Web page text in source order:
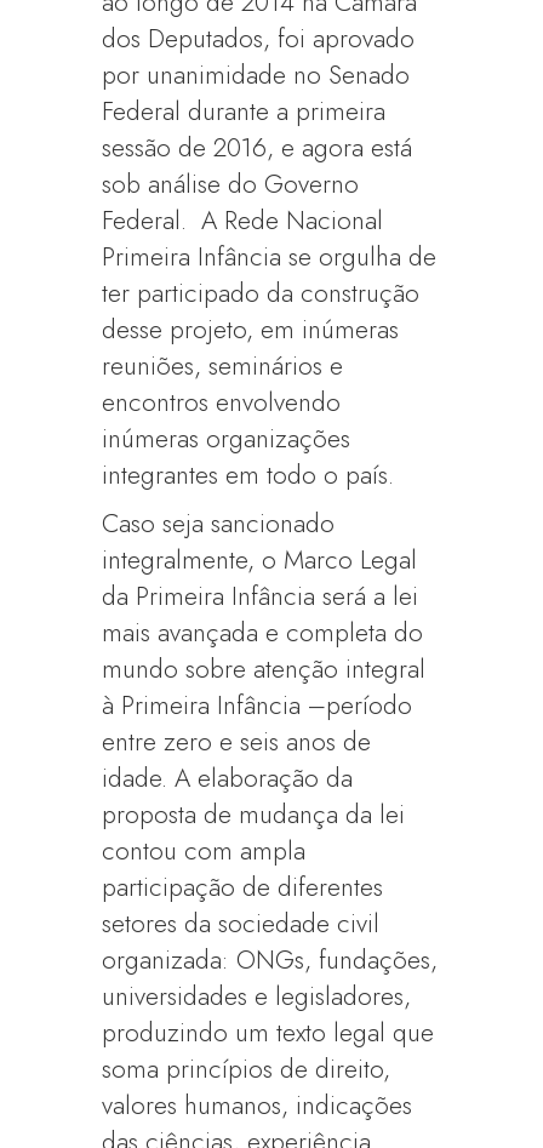
dos Deputados, foi aprovado
por unanimidade no Senado
Federal durante a primeira
sessão de 2016, e agora está
sob análise do Governo
Federal. A Rede Nacional
Primeira Infância se orgulha de
ter participado da construção
desse projeto, em inúmeras
reuniões, seminários e
encontros envolvendo
inúmeras organizações
integrantes em todo o país.
Caso seja sancionado
integralmente, o Marco Legal
da Primeira Infância será a lei
mais avançada e completa do
mundo sobre atenção integral
à Primeira Infância –período
entre zero e seis anos de
idade. A elaboração da
proposta de mudança da lei
contou com ampla
participação de diferentes
setores da sociedade civil
organizada: ONGs, fundações,
universidades e legisladores,
produzindo um texto legal que
soma princípios de direito,
valores humanos, indicações